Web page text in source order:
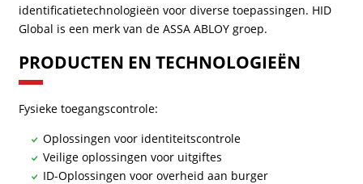
identificatietechnologieën voor diverse toepassingen. HID
Global is een merk van de ASSA ABLOY groep.
PRODUCTEN EN TECHNOLOGIEËN
Fysieke toegangscontrole:
Oplossingen voor identiteitscontrole
Veilige oplossingen voor uitgiftes
ID-Oplossingen voor overheid aan burger